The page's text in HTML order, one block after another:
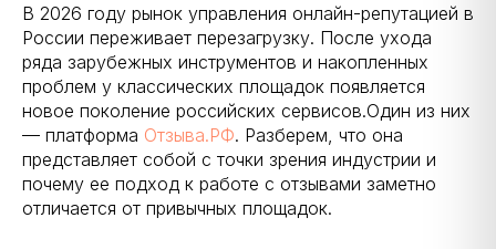
В 2026 году рынок управления онлайн-репутацией в
России переживает перезагрузку. После ухода
ряда зарубежных инструментов и накопленных
проблем у классических площадок появляется
новое поколение российских сервисов.Один из них
— платформа Отзыва.РФ. Разберем, что она
представляет собой с точки зрения индустрии и
почему ее подход к работе с отзывами заметно
отличается от привычных площадок.